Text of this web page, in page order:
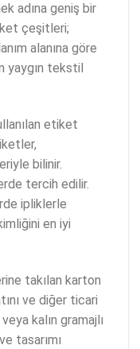
adına geniş bir
çeşitleri;
alanına göre
yaygın tekstil
etiket
bilinir.
tercih edilir.
ipliklerle
en iyi
takılan karton
ve diğer ticari
kalın gramajlı
tasarımı